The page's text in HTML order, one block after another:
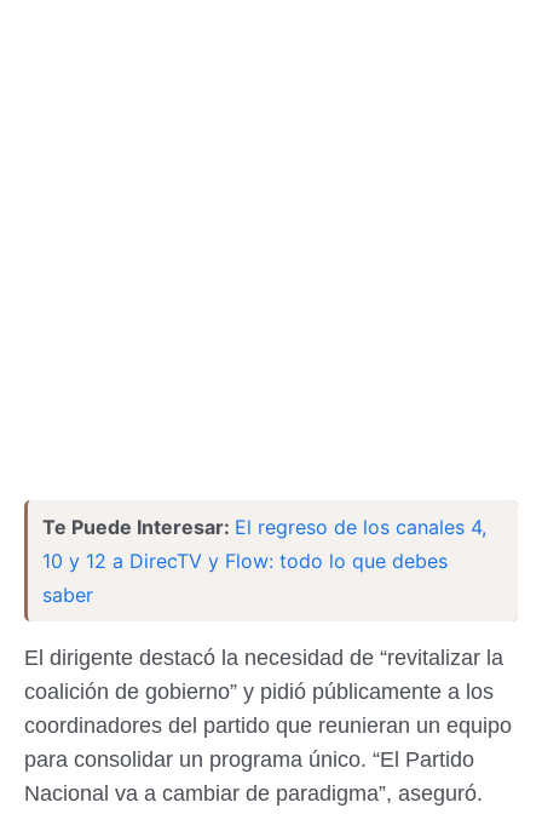
Te Puede Interesar: El regreso de los canales 4,
10 y 12 a DirecTV y Flow: todo lo que debes
saber
El dirigente destacó la necesidad de “revitalizar la
coalición de gobierno” y pidió públicamente a los
coordinadores del partido que reunieran un equipo
para consolidar un programa único. “El Partido
Nacional va a cambiar de paradigma”, aseguró.